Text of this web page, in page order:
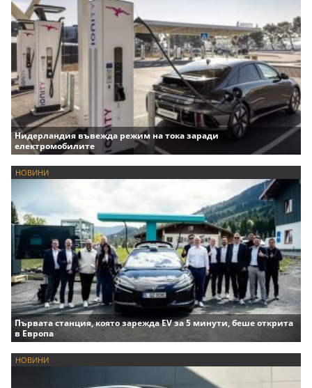
Нидерландия въвежда режим на тока заради
електромобилите
НОВИНИ
Първата станция, която зарежда EV за 5 минути, беше открита
в Европа
НОВИНИ